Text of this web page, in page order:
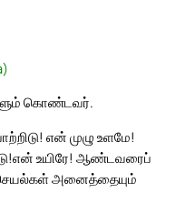
கொண்டவர்.
என் முழு உளமே!
என் உயிரே! ஆண்டவரைப்
அனைத்தையும்